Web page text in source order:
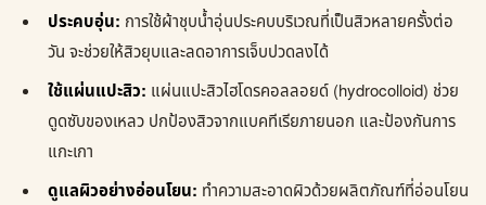
ประคบอุ่น: การใช้ผ้าชุบน้ำอุ่นประคบบริเวณที่เป็นสิวหลายครั้งต่อ
วัน จะช่วยให้สิวยุบและลดอาการเจ็บปวดลงได้
ใช้แผ่นแปะสิว: แผ่นแปะสิวไฮโดรคอลลอยด์ (hydrocolloid) ช่วย
ดูดซับของเหลว ปกป้องสิวจากแบคทีเรียภายนอก และป้องกันการ
แกะเกา
ดูแลผิวอย่างอ่อนโยน: ทำความสะอาดผิวด้วยผลิตภัณฑ์ที่อ่อนโยน